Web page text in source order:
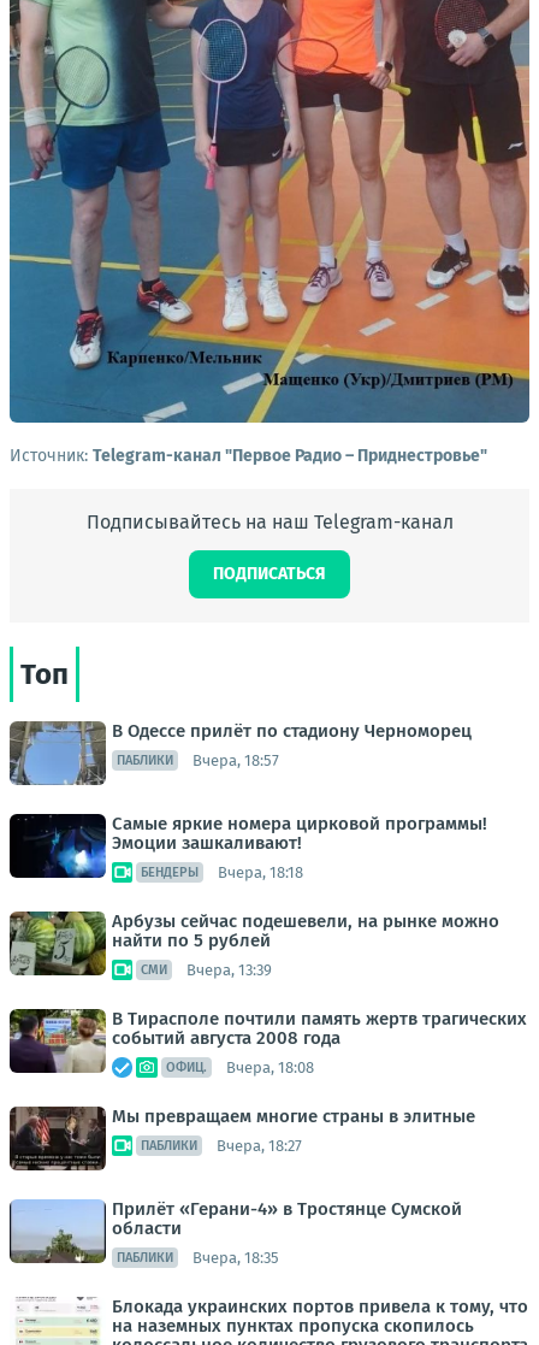
Источник: Telegram-канал "Первое Радио – Приднестровье"
Подписывайтесь на наш Telegram-канал
ПОДПИСАТЬСЯ
Топ
В Одессе прилёт по стадиону Черноморец
ПАБЛИКИ Вчера, 18:57
Самые яркие номера цирковой программы!
Эмоции зашкаливают!
БЕНДЕРЫ Вчера, 18:18
Арбузы сейчас подешевели, на рынке можно
найти по 5 рублей
СМИ Вчера, 13:39
В Тирасполе почтили память жертв трагических
событий августа 2008 года
ОФИЦ. Вчера, 18:08
Мы превращаем многие страны в элитные
ПАБЛИКИ Вчера, 18:27
Прилёт «Герани-4» в Тростянце Сумской
области
ПАБЛИКИ Вчера, 18:35
Блокада украинских портов привела к тому, что
на наземных пунктах пропуска скопилось